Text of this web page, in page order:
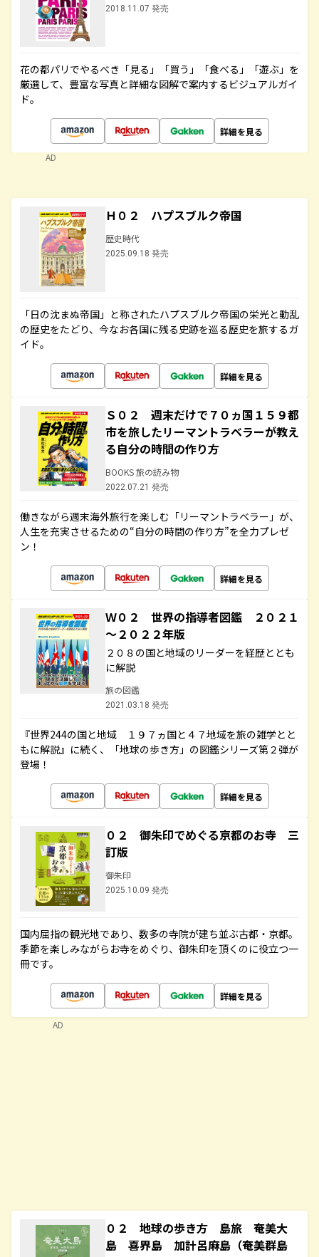
2018.11.07 発売
花の都パリでやるべき「見る」「買う」「食べる」「遊ぶ」を
厳選して、豊富な写真と詳細な図解で案内するビジュアルガイ
ド。
詳細を見る
AD
Ｈ０２ ハプスブルク帝国
歴史時代
2025.09.18 発売
「日の沈まぬ帝国」と称されたハプスブルク帝国の栄光と動乱
の歴史をたどり、今なお各国に残る史跡を巡る歴史を旅するガ
イド。
詳細を見る
Ｓ０２ 週末だけで７０ヵ国１５９都
市を旅したリーマントラベラーが教え
る自分の時間の作り方
BOOKS 旅の読み物
2022.07.21 発売
働きながら週末海外旅行を楽しむ「リーマントラベラー」が、
人生を充実させるための“自分の時間の作り方”を全力プレゼ
ン！
詳細を見る
Ｗ０２ 世界の指導者図鑑 ２０２１
～２０２２年版
２０８の国と地域のリーダーを経歴ととも
に解説
旅の図鑑
2021.03.18 発売
『世界244の国と地域 １９７ヵ国と４７地域を旅の雑学とと
もに解説』に続く、「地球の歩き方」の図鑑シリーズ第２弾が
登場！
詳細を見る
０２ 御朱印でめぐる京都のお寺 三
訂版
御朱印
2025.10.09 発売
国内屈指の観光地であり、数多の寺院が建ち並ぶ古都・京都。
季節を楽しみながらお寺をめぐり、御朱印を頂くのに役立つ一
冊です。
詳細を見る
０２ 地球の歩き方 島旅 奄美大
島 喜界島 加計呂麻島（奄美群島
AD